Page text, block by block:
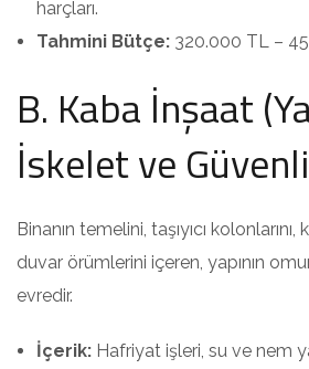
harçları.
Tahmini Bütçe: 320.000 TL –
B. Kaba İnşaat
İskelet ve
Binanın temelini, taşıyıcı
duvar örümlerini içeren, yapının
evredir.
İçerik: Hafriyat işleri, su ve nem